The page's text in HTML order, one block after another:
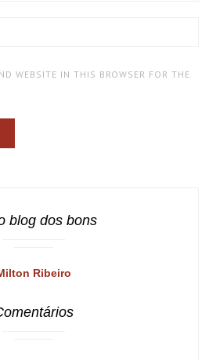
WEBSITE IN THIS BROWSER FOR THE
blog dos bons
Ribeiro